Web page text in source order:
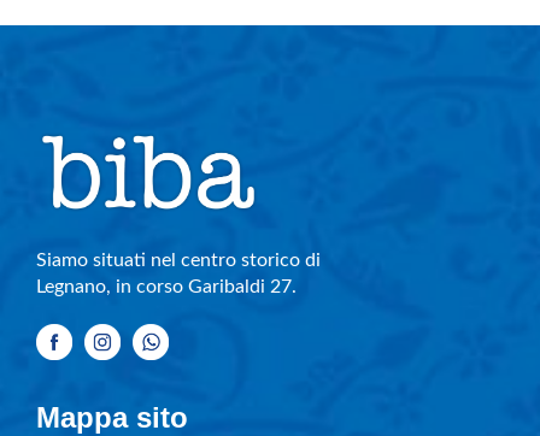
Siamo situati nel centro storico di
Legnano, in corso Garibaldi 27.
Mappa sito